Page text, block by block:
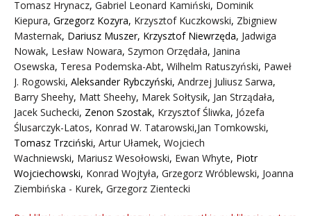
Tomasz Hrynacz, Gabriel Leonard Kamiński, Dominik
Kiepura, Grzegorz Kozyra, Krzysztof Kuczkowski, Zbigniew
Masternak, Dariusz Muszer, Krzysztof Niewrzęda, Jadwiga
Nowak, Lesław Nowara, Szymon Orzędała, Janina
Osewska, Teresa Podemska-Abt, Wilhelm Ratuszyński, Paweł
J. Rogowski, Aleksander Rybczyński, Andrzej Juliusz Sarwa,
Barry Sheehy, Matt Sheehy, Marek Sołtysik, Jan Strządała,
Jacek Suchecki, Zenon Szostak, Krzysztof Śliwka, Józefa
Ślusarczyk-Latos, Konrad W. Tatarowski,Jan Tomkowski,
Tomasz Trzciński, Artur Ułamek, Wojciech
Wachniewski, Mariusz Wesołowski, Ewan Whyte, Piotr
Wojciechowski, Konrad Wojtyła, Grzegorz Wróblewski, Joanna
Ziembińska - Kurek, Grzegorz Zientecki